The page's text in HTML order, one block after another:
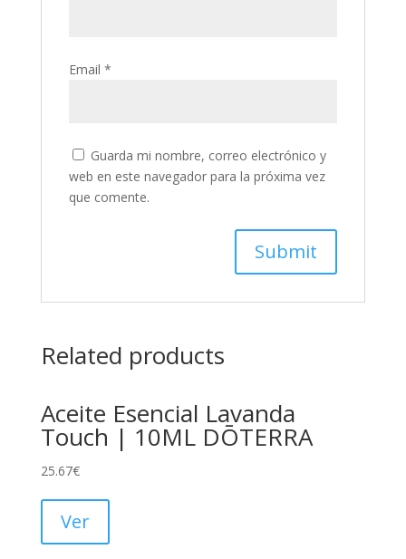
Email *
Guarda mi nombre, correo electrónico y
web en este navegador para la próxima vez
que comente.
Related products
Aceite Esencial Lavanda
Touch | 10ML DŌTERRA
25.67€
Ver